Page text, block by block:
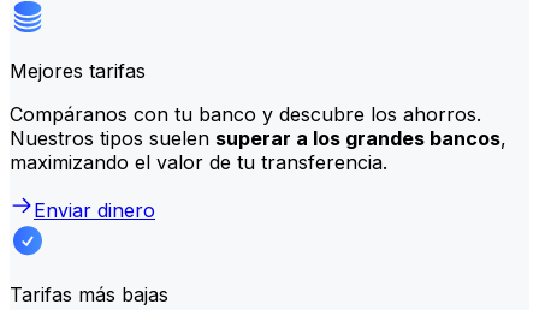
Mejores tarifas
Compáranos con tu banco y descubre los ahorros.
Nuestros tipos suelen superar a los grandes bancos,
maximizando el valor de tu transferencia.
Enviar dinero
Tarifas más bajas